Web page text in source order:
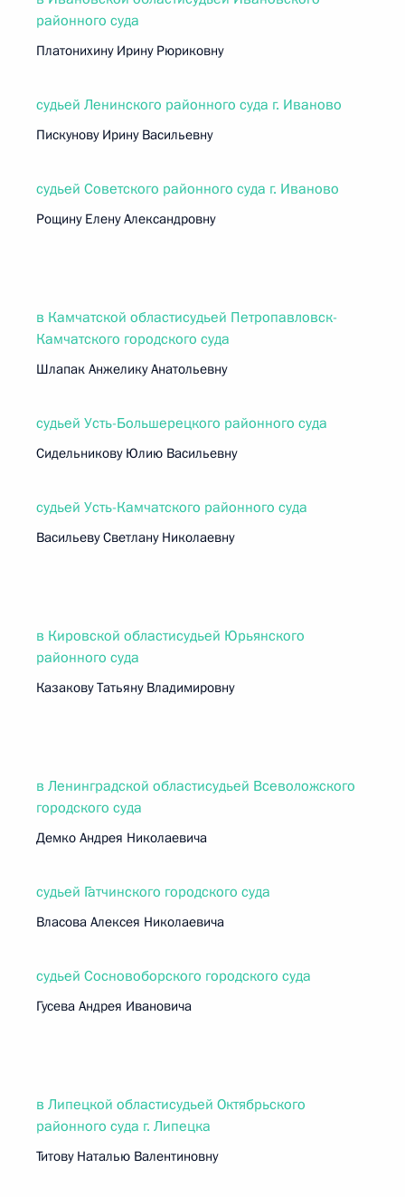
районного суда
Платонихину Ирину Рюриковну
судьей Ленинского районного суда г. Иваново
Пискунову Ирину Васильевну
судьей Советского районного суда г. Иваново
Рощину Елену Александровну
в Камчатской областисудьей Петропавловск-
Камчатского городского суда
Шлапак Анжелику Анатольевну
судьей Усть-Большерецкого районного суда
Сидельникову Юлию Васильевну
судьей Усть-Камчатского районного суда
Васильеву Светлану Николаевну
в Кировской областисудьей Юрьянского
районного суда
Казакову Татьяну Владимировну
в Ленинградской областисудьей Всеволожского
городского суда
Демко Андрея Николаевича
судьей Гатчинского городского суда
Власова Алексея Николаевича
судьей Сосновоборского городского суда
Гусева Андрея Ивановича
в Липецкой областисудьей Октябрьского
районного суда г. Липецка
Титову Наталью Валентиновну